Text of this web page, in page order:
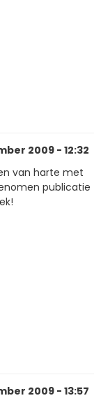
2009 - 12:32
van harte met
publicatie
2009 - 13:57